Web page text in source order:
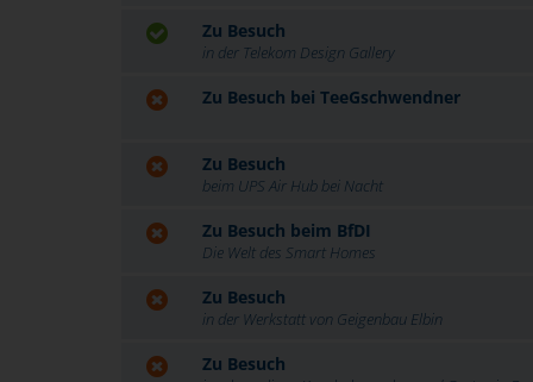
Zu Besuch
in der Telekom Design Gallery
Zu Besuch bei TeeGschwendner
Zu Besuch
beim UPS Air Hub bei Nacht
Zu Besuch beim BfDI
Die Welt des Smart Homes
Zu Besuch
in der Werkstatt von Geigenbau Elbin
Zu Besuch